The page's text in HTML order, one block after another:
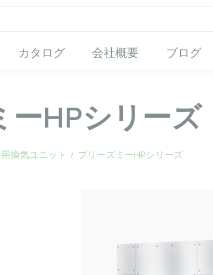
カタログ 会社概要 ブログ
ーHPシリーズ
換気ユニット / ブリーズミーHPシリーズ